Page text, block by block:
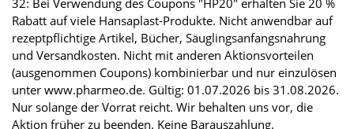
32: Bei Verwendung des Coupons "HP20" erhalten Sie 20 %
Rabatt auf viele Hansaplast-Produkte. Nicht anwendbar auf
rezeptpflichtige Artikel, Bücher, Säuglingsanfangsnahrung
und Versandkosten. Nicht mit anderen Aktionsvorteilen
(ausgenommen Coupons) kombinierbar und nur einzulösen
unter www.pharmeo.de. Gültig: 01.07.2026 bis 31.08.2026.
Nur solange der Vorrat reicht. Wir behalten uns vor, die
Aktion früher zu beenden. Keine Barauszahlung.